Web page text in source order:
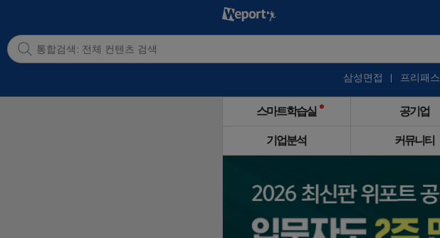
삼성면접 프리패스
스마트학습실 공기업
기업분석 커뮤니티